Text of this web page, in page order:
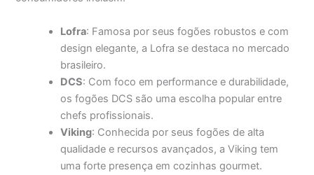
Lofra: Famosa por seus fogões robustos e com
design elegante, a Lofra se destaca no mercado
brasileiro.
DCS: Com foco em performance e durabilidade,
os fogões DCS são uma escolha popular entre
chefs profissionais.
Viking: Conhecida por seus fogões de alta
qualidade e recursos avançados, a Viking tem
uma forte presença em cozinhas gourmet.